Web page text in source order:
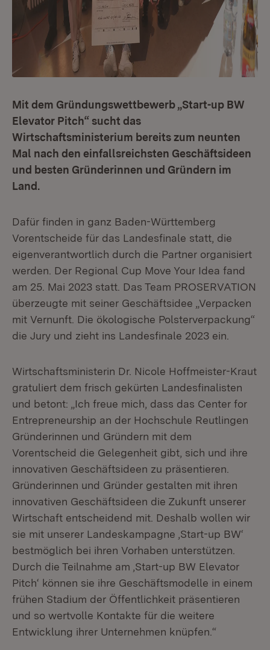
Mit dem Gründungswettbewerb „Start-up BW
Elevator Pitch“ sucht das
Wirtschaftsministerium bereits zum neunten
Mal nach den einfallsreichsten Geschäftsideen
und besten Gründerinnen und Gründern im
Land.
Dafür finden in ganz Baden-Württemberg
Vorentscheide für das Landesfinale statt, die
eigenverantwortlich durch die Partner organisiert
werden. Der Regional Cup Move Your Idea fand
am 25. Mai 2023 statt. Das Team PROSERVATION
überzeugte mit seiner Geschäftsidee „Verpacken
mit Vernunft. Die ökologische Polsterverpackung“
die Jury und zieht ins Landesfinale 2023 ein.
Wirtschaftsministerin Dr. Nicole Hoffmeister-Kraut
gratuliert dem frisch gekürten Landesfinalisten
und betont: „Ich freue mich, dass das Center for
Entrepreneurship an der Hochschule Reutlingen
Gründerinnen und Gründern mit dem
Vorentscheid die Gelegenheit gibt, sich und ihre
innovativen Geschäftsideen zu präsentieren.
Gründerinnen und Gründer gestalten mit ihren
innovativen Geschäftsideen die Zukunft unserer
Wirtschaft entscheidend mit. Deshalb wollen wir
sie mit unserer Landeskampagne ‚Start-up BW‘
bestmöglich bei ihren Vorhaben unterstützen.
Durch die Teilnahme am ‚Start-up BW Elevator
Pitch‘ können sie ihre Geschäftsmodelle in einem
frühen Stadium der Öffentlichkeit präsentieren
und so wertvolle Kontakte für die weitere
Entwicklung ihrer Unternehmen knüpfen.“